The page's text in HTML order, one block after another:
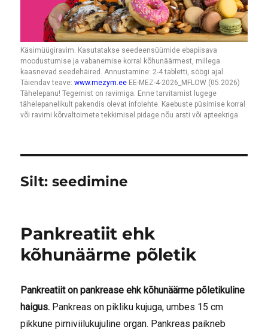
Käsimüügiravim. Kasutatakse seedeensüümide ebapiisava
moodustumise ja vabanemise korral kõhunäärmest, millega
kaasnevad seedehäired. Annustamine: 2-4 tabletti, söögi ajal.
Täiendav teave:www.mezym.ee EE-MEZ-4-2026_MFLOW (05.2026)
Tähelepanu! Tegemist on ravimiga. Enne tarvitamist lugege
tähelepanelikult pakendis olevat infolehte. Kaebuste püsimise korral
või ravimi kõrvaltoimete tekkimisel pidage nõu arsti või apteekriga.
Silt:seedimine
Pankreatiit ehk
kõhunäärme põletik
Pankreatiit on pankrease ehk kõhunäärme põletikuline
haigus. Pankreas on pikliku kujuga, umbes 15 cm
pikkune pirniviilukujuline organ. Pankreas paikneb